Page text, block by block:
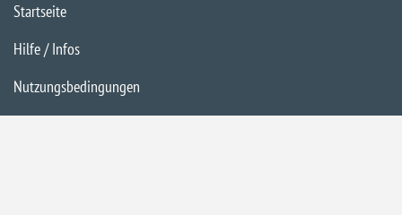
Startseite
Hilfe / Infos
Nutzungsbedingungen